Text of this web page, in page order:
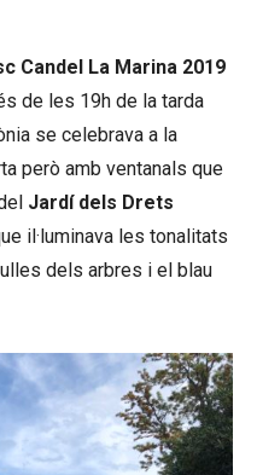
Candel La Marina 2019
de les 19h de la tarda
se celebrava a la
però amb ventanals que
Jardí dels Drets
il·luminava les tonalitats
dels arbres i el blau